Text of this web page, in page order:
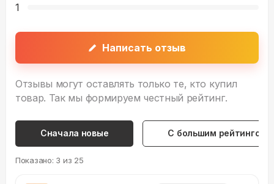
1
Написать отзыв
Отзывы могут оставлять только те, кто купил
товар. Так мы формируем честный рейтинг.
Сначала новые С большим рейтингом
Показано: 3 из 25